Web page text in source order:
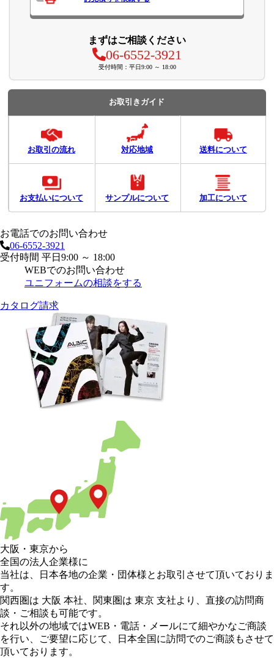
まずはご相談ください
06-6552-3921
受付時間：平日9:00 ～ 18:00
お取引きガイド
お取引の流れ 対応地域 送料について
お支払いについて サンプルについて 加工について
お電話でのお問い合わせ
06-6552-3921
受付時間 平日9:00 ～ 18:00
WEBでのお問い合わせ
ユニフォームの相談をする
カタログ請求
大阪 ・ 東京から
全国の法人企業様に
当社は、日本各地の企業・団体様とお取引させて頂いておりま
す。
関西圏は 大阪 本社、 関東圏は 東京 支社より、直接の訪問商
談・ご相談も可能です。
それ以外の地域ではWEB・電話・メールにて細やかなご商談
を行い、
ご要望に応じて、日本全国に訪問でのご商談もさせて
頂いております。